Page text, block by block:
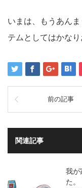
いまは、もうあん
テムとしてはかなり
前の記事
関連記事
我が
た。